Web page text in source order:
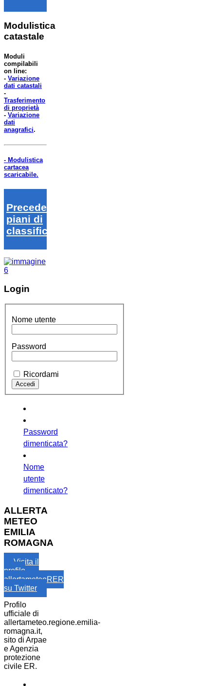
Modulistica
catastale
Moduli
compilabili
on line:
- Variazione
dati catastali
-
Trasferimento
di proprietà
- Variazione
dati
anagrafici.
- Modulistica
cartacea
scaricabile.
Precedenti
piani di
classifica
Login
Nome utente
Password
Ricordami
Password
dimenticata?
Nome
utente
dimenticato?
ALLERTA
METEO
EMILIA
ROMAGNA
Visita il
profilo
allertameteoRER
su Twitter
Profilo
ufficiale di
allertameteo.regione.emilia-
romagna.it,
sito di Arpae
e Agenzia
protezione
civile ER.